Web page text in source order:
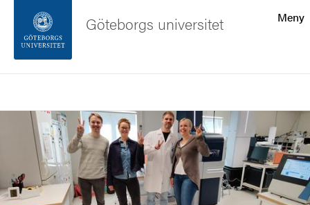
Sidfoten
Om webbplatsen
Meny
Göteborgs universitet
Bild